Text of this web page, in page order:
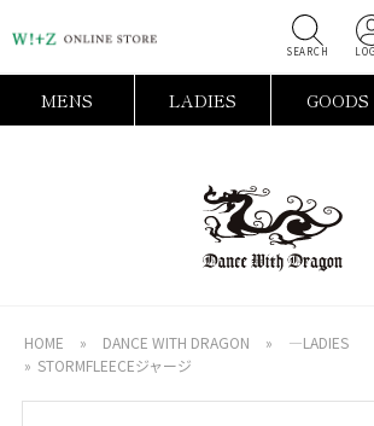
MENS LADIES GOODS
HOME » DANCE WITH DRAGON »
―LADIES
» STORMFLEECEジャージ